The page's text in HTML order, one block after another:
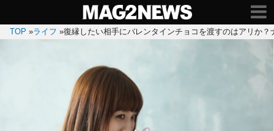
TOP »ライフ »復縁したい相手にバレンタインチョコを渡すのはアリか？